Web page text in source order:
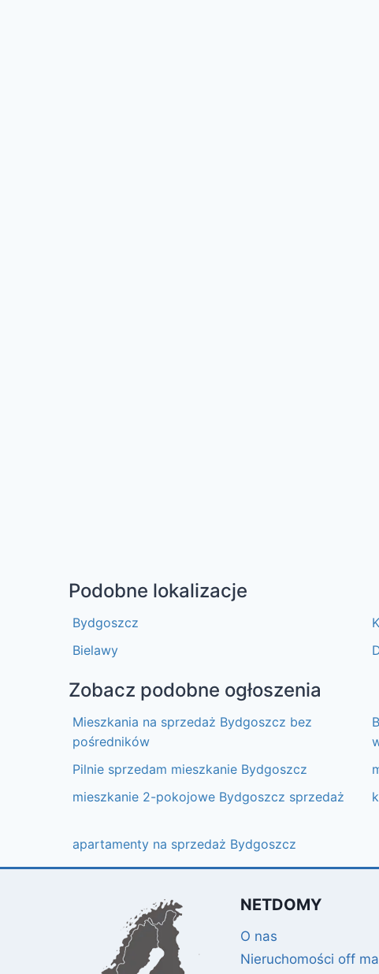
Podobne lokalizacje
Bydgoszcz
Bielawy
Zobacz podobne ogłoszenia
Mieszkania na sprzedaż Bydgoszcz bez
pośredników
Pilnie sprzedam mieszkanie Bydgoszcz
mieszkanie 2-pokojowe Bydgoszcz sprzedaż
apartamenty na sprzedaż Bydgoszcz
NETDOMY
O nas
Nieruchomości off